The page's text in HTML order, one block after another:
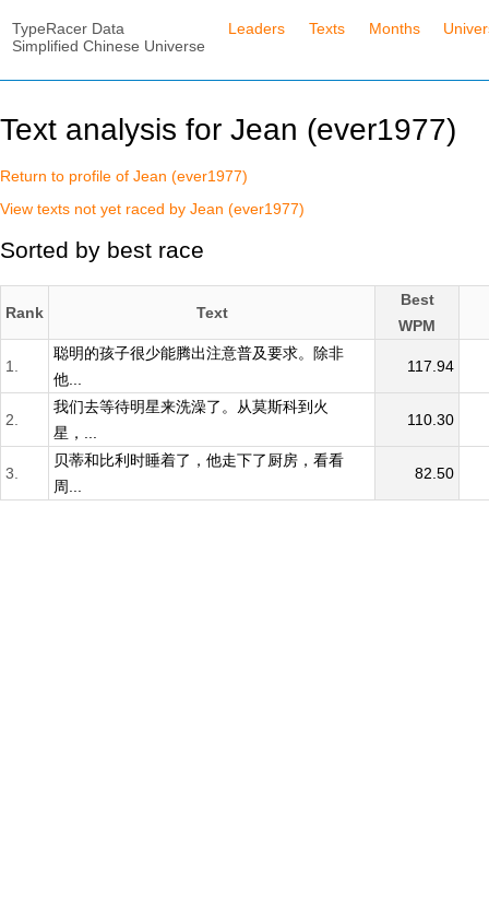
TypeRacer Data
Simplified Chinese Universe
Leaders Texts Months
Text analysis for Jean (ever1977)
Return to profile of Jean (ever1977)
View texts not yet raced by Jean (ever1977)
Sorted by best race
Rank Text
Best
WPM
1.
聪明的孩子很少能腾出注意普及要求。除非
他...
117.94
2.
我们去等待明星来洗澡了。从莫斯科到火
星，...
110.30
3.
贝蒂和比利时睡着了，他走下了厨房，看看
周...
82.50